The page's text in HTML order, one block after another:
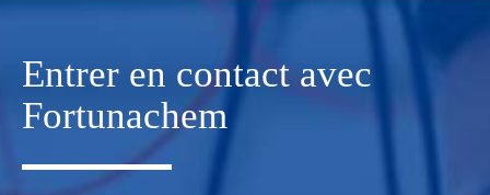
Entrer en contact avec
Fortunachem